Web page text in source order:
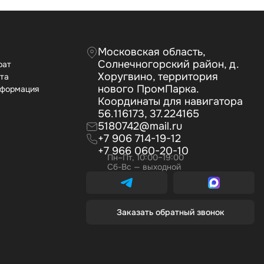
Московская область,
Солнечногорский район, д.
Хоругвино, территория
нового ПромПарка.
Координаты для навигатора
56.116173, 37.224165
5180742@mail.ru
+7 906 714-19-12
+7 966 060-20-10
Пн–Пт, 10:00–19:00
Сб-Вс — выходной
Заказать обратный звонок